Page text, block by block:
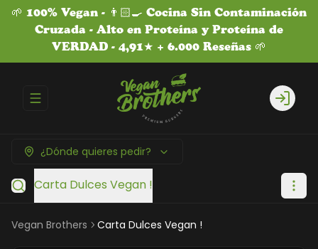
🌱 100% Vegan - 👨🏻‍🍳 Cocina Sin Contaminación
Cruzada - Alto en Proteína y Proteína de
VERDAD - 4,91★ + 6.000 Reseñas 🌱
Abrir menu de navegación Login
¿Dónde quieres pedir?
Carta Dulces Vegan !
Vegan Brothers Carta Dulces Vegan !